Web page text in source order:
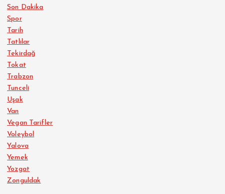
Son Dakika
Spor
Tarih
Tatlılar
Tekirdağ
Tokat
Trabzon
Tunceli
Uşak
Van
Vegan Tarifler
Voleybol
Yalova
Yemek
Yozgat
Zonguldak